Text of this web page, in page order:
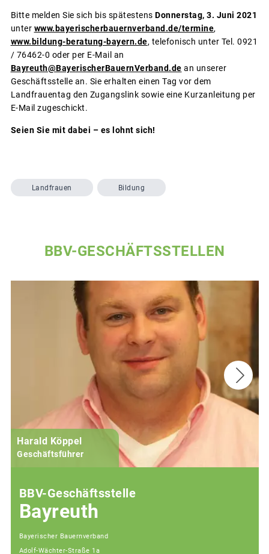
Bitte melden Sie sich bis spätestens Donnerstag, 3. Juni 2021
unter www.bayerischerbauernverband.de/termine,
www.bildung-beratung-bayern.de, telefonisch unter Tel. 0921
/ 76462-0 oder per E-Mail an
Bayreuth@BayerischerBauernVerband.de an unserer
Geschäftsstelle an. Sie erhalten einen Tag vor dem
Landfrauentag den Zugangslink sowie eine Kurzanleitung per
E-Mail zugeschickt.
Seien Sie mit dabei – es lohnt sich!
Landfrauen Bildung
BBV-GESCHÄFTSSTELLEN
Harald Köppel
Geschäftsführer
BBV-Geschäftsstelle
Bayreuth
Bayerischer Bauernverband
Adolf-Wächter-Straße 1a